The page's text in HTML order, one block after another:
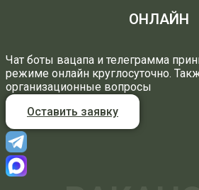
ОНЛАЙН
Чат боты вацапа и телеграмма
режиме онлайн круглосуточно.
организационные вопросы
Оставить заявку